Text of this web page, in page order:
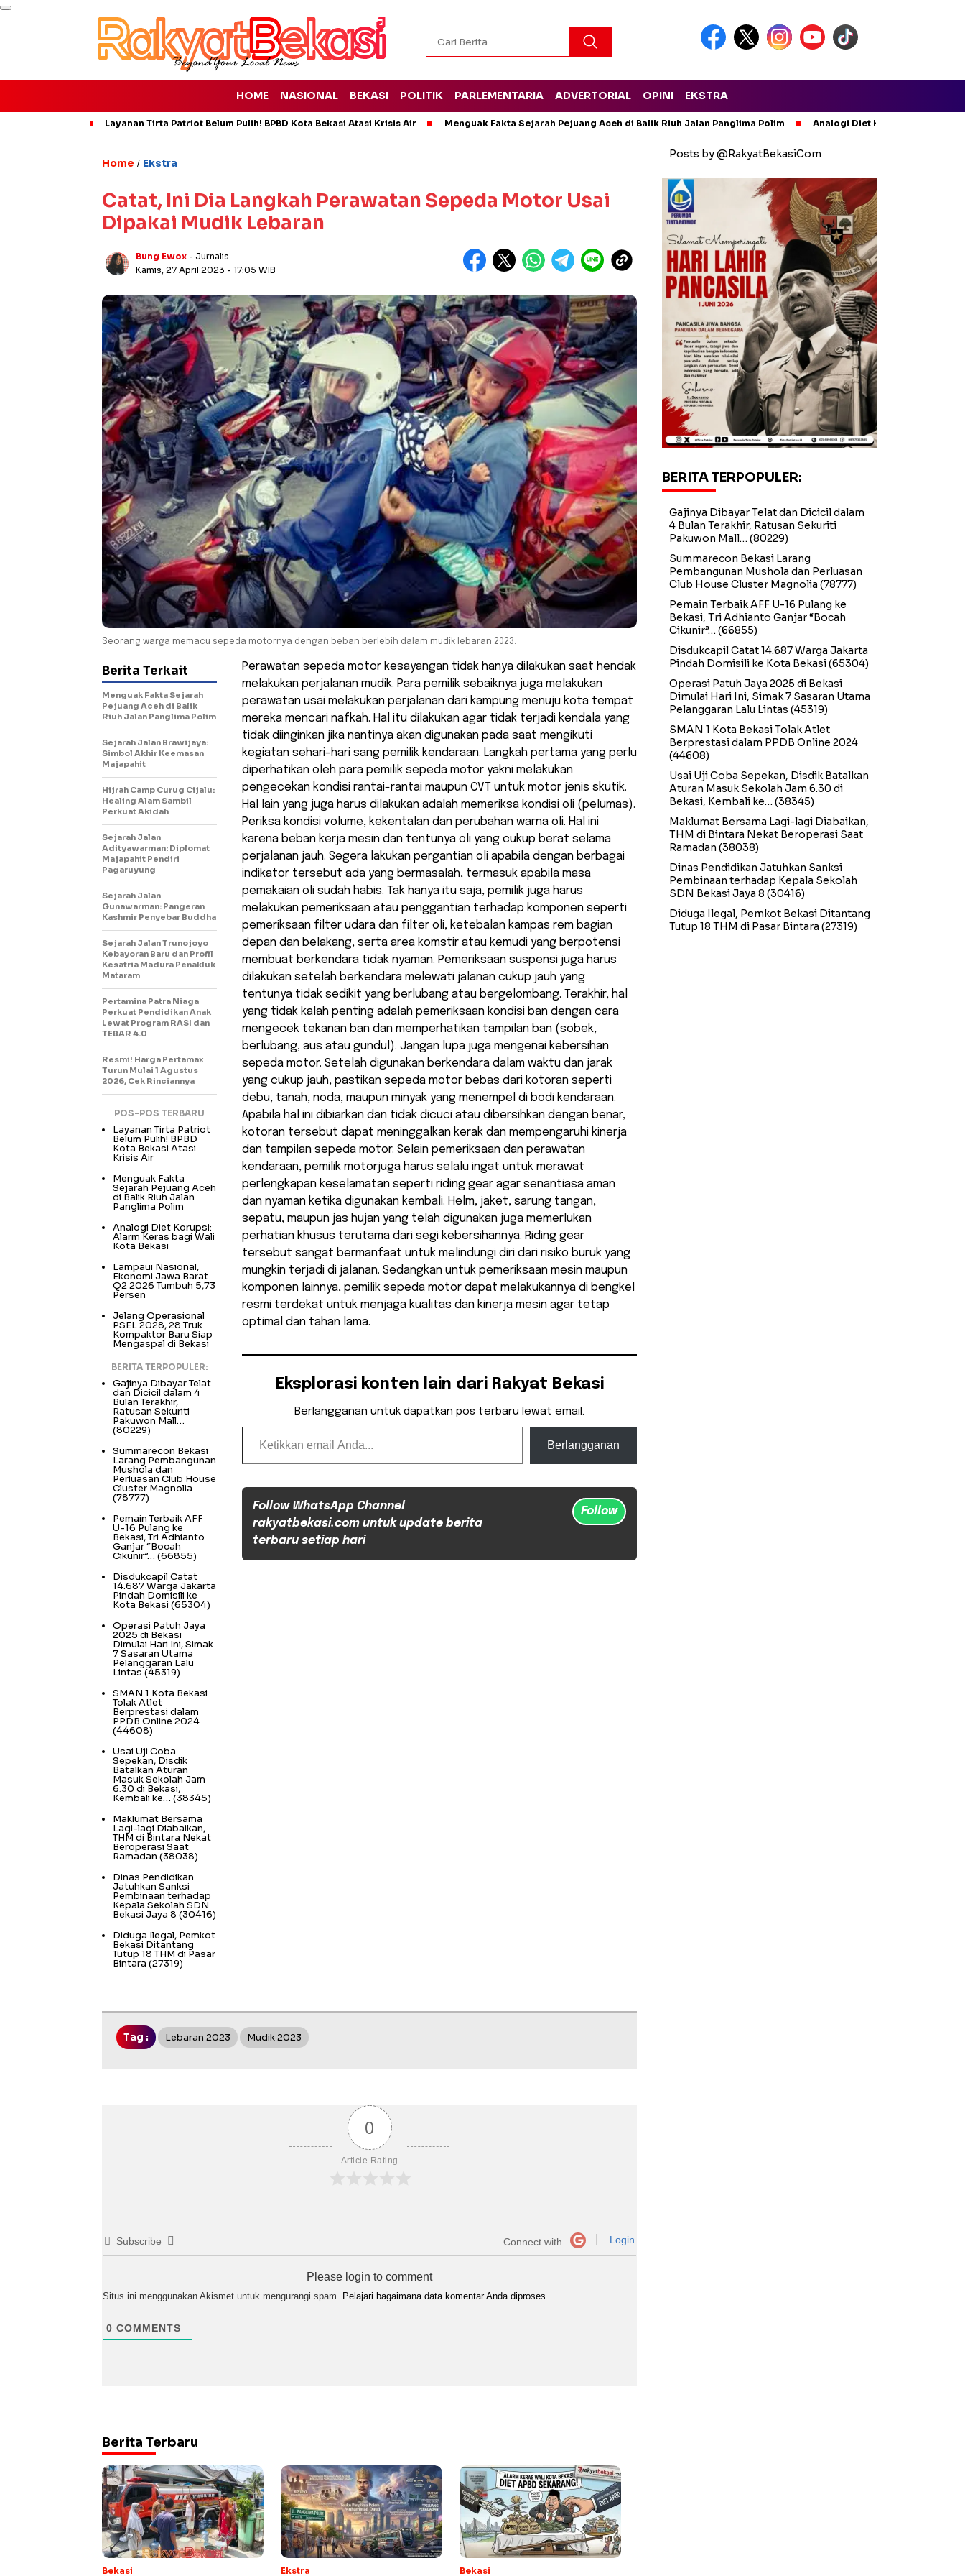
HOME NASIONAL BEKASI POLITIK PARLEMENTARIA ADVERTORIAL OPINI EKSTRA
Layanan Tirta Patriot Belum Pulih! BPBD Kota Bekasi Atasi Krisis Air Menguak Fakta Sejarah Pejuang Aceh di Balik Riuh Jalan Panglima Polim Analogi Diet Korupsi: Alarm
Home / Ekstra
Catat, Ini Dia Langkah Perawatan Sepeda Motor Usai
Dipakai Mudik Lebaran
Bung Ewox - Jurnalis
Kamis, 27 April 2023 - 17:05 WIB
Seorang warga memacu sepeda motornya dengan beban berlebih dalam mudik lebaran 2023.
Perawatan sepeda motor kesayangan tidak hanya dilakukan saat hendak
melakukan perjalanan mudik. Para pemilik sebaiknya juga melakukan
perawatan usai melakukan perjalanan dari kampung menuju kota tempat
mereka mencari nafkah. Hal itu dilakukan agar tidak terjadi kendala yang
tidak diinginkan jika nantinya akan digunakan pada saat mengikuti
kegiatan sehari-hari sang pemilik kendaraan. Langkah pertama yang perlu
diperhatikan oleh para pemilik sepeda motor yakni melakukan
pengecekan kondisi rantai-rantai maupun CVT untuk motor jenis skutik.
Hal lain yang juga harus dilakukan adalah memeriksa kondisi oli (pelumas).
Periksa kondisi volume, kekentalan dan perubahan warna oli. Hal ini
karena beban kerja mesin dan tentunya oli yang cukup berat selama
perjalanan jauh. Segera lakukan pergantian oli apabila dengan berbagai
indikator tersebut ada yang bermasalah, termasuk apabila masa
pemakaian oli sudah habis. Tak hanya itu saja, pemilik juga harus
melakukan pemeriksaan atau penggantian terhadap komponen seperti
pemeriksaan filter udara dan filter oli, ketebalan kampas rem bagian
depan dan belakang, serta area komstir atau kemudi yang berpotensi
membuat berkendara tidak nyaman. Pemeriksaan suspensi juga harus
dilakukan setelah berkendara melewati jalanan cukup jauh yang
tentunya tidak sedikit yang berlubang atau bergelombang. Terakhir, hal
yang tidak kalah penting adalah pemeriksaan kondisi ban dengan cara
mengecek tekanan ban dan memperhatikan tampilan ban (sobek,
berlubang, aus atau gundul). Jangan lupa juga mengenai kebersihan
sepeda motor. Setelah digunakan berkendara dalam waktu dan jarak
yang cukup jauh, pastikan sepeda motor bebas dari kotoran seperti
debu, tanah, noda, maupun minyak yang menempel di bodi kendaraan.
Apabila hal ini dibiarkan dan tidak dicuci atau dibersihkan dengan benar,
kotoran tersebut dapat meninggalkan kerak dan mempengaruhi kinerja
dan tampilan sepeda motor. Selain pemeriksaan dan perawatan
kendaraan, pemilik motorjuga harus selalu ingat untuk merawat
perlengkapan keselamatan seperti riding gear agar senantiasa aman
dan nyaman ketika digunakan kembali. Helm, jaket, sarung tangan,
sepatu, maupun jas hujan yang telah digunakan juga memerlukan
perhatian khusus terutama dari segi kebersihannya. Riding gear
tersebut sangat bermanfaat untuk melindungi diri dari risiko buruk yang
mungkin terjadi di jalanan. Sedangkan untuk pemeriksaan mesin maupun
komponen lainnya, pemilik sepeda motor dapat melakukannya di bengkel
resmi terdekat untuk menjaga kualitas dan kinerja mesin agar tetap
optimal dan tahan lama.
Eksplorasi konten lain dari Rakyat Bekasi
Berlangganan untuk dapatkan pos terbaru lewat email.
Ketikkan email Anda...
Berlangganan
Follow WhatsApp Channel
rakyatbekasi.com untuk update berita
terbaru setiap hari
Follow
Berita Terkait
Menguak Fakta Sejarah
Pejuang Aceh di Balik
Riuh Jalan Panglima Polim
Sejarah Jalan Brawijaya:
Simbol Akhir Keemasan
Majapahit
Hijrah Camp Curug Cijalu:
Healing Alam Sambil
Perkuat Akidah
Sejarah Jalan
Adityawarman: Diplomat
Majapahit Pendiri
Pagaruyung
Sejarah Jalan
Gunawarman: Pangeran
Kashmir Penyebar Buddha
Sejarah Jalan Trunojoyo
Kebayoran Baru dan Profil
Kesatria Madura Penakluk
Mataram
Pertamina Patra Niaga
Perkuat Pendidikan Anak
Lewat Program RASI dan
TEBAR 4.0
Resmi! Harga Pertamax
Turun Mulai 1 Agustus
2026, Cek Rinciannya
POS-POS TERBARU
Layanan Tirta Patriot
Belum Pulih! BPBD
Kota Bekasi Atasi
Krisis Air
Menguak Fakta
Sejarah Pejuang Aceh
di Balik Riuh Jalan
Panglima Polim
Analogi Diet Korupsi:
Alarm Keras bagi Wali
Kota Bekasi
Lampaui Nasional,
Ekonomi Jawa Barat
Q2 2026 Tumbuh 5,73
Persen
Jelang Operasional
PSEL 2028, 28 Truk
Kompaktor Baru Siap
Mengaspal di Bekasi
BERITA TERPOPULER:
Gajinya Dibayar Telat
dan Dicicil dalam 4
Bulan Terakhir,
Ratusan Sekuriti
Pakuwon Mall…
(80229)
Summarecon Bekasi
Larang Pembangunan
Mushola dan
Perluasan Club House
Cluster Magnolia
(78777)
Pemain Terbaik AFF
U-16 Pulang ke
Bekasi, Tri Adhianto
Ganjar “Bocah
Cikunir”… (66855)
Disdukcapil Catat
14.687 Warga Jakarta
Pindah Domisili ke
Kota Bekasi (65304)
Operasi Patuh Jaya
2025 di Bekasi
Dimulai Hari Ini, Simak
7 Sasaran Utama
Pelanggaran Lalu
Lintas(45319)
SMAN 1 Kota Bekasi
Tolak Atlet
Berprestasi dalam
PPDB Online 2024
(44608)
Usai Uji Coba
Sepekan, Disdik
Batalkan Aturan
Masuk Sekolah Jam
6.30 di Bekasi,
Kembali ke… (38345)
Maklumat Bersama
Lagi-lagi Diabaikan,
THM di Bintara Nekat
Beroperasi Saat
Ramadan (38038)
Dinas Pendidikan
Jatuhkan Sanksi
Pembinaan terhadap
Kepala Sekolah SDN
Bekasi Jaya 8 (30416)
Diduga Ilegal, Pemkot
Bekasi Ditantang
Tutup 18 THM di Pasar
Bintara (27319)
Tag : Lebaran 2023 Mudik 2023
0
Article Rating
Subscribe Connect with Login
Please login to comment
Situs ini menggunakan Akismet untuk mengurangi spam. Pelajari bagaimana data komentar Anda diproses
0 COMMENTS
Berita Terbaru
Bekasi Ekstra Bekasi
Posts by @RakyatBekasiCom
BERITA TERPOPULER:
Gajinya Dibayar Telat dan Dicicil dalam
4 Bulan Terakhir, Ratusan Sekuriti
Pakuwon Mall… (80229)
Summarecon Bekasi Larang
Pembangunan Mushola dan Perluasan
Club House Cluster Magnolia (78777)
Pemain Terbaik AFF U-16 Pulang ke
Bekasi, Tri Adhianto Ganjar “Bocah
Cikunir”… (66855)
Disdukcapil Catat 14.687 Warga Jakarta
Pindah Domisili ke Kota Bekasi(65304)
Operasi Patuh Jaya 2025 di Bekasi
Dimulai Hari Ini, Simak 7 Sasaran Utama
Pelanggaran Lalu Lintas (45319)
SMAN 1 Kota Bekasi Tolak Atlet
Berprestasi dalam PPDB Online 2024
(44608)
Usai Uji Coba Sepekan, Disdik Batalkan
Aturan Masuk Sekolah Jam 6.30 di
Bekasi, Kembali ke… (38345)
Maklumat Bersama Lagi-lagi Diabaikan,
THM di Bintara Nekat Beroperasi Saat
Ramadan (38038)
Dinas Pendidikan Jatuhkan Sanksi
Pembinaan terhadap Kepala Sekolah
SDN Bekasi Jaya 8 (30416)
Diduga Ilegal, Pemkot Bekasi Ditantang
Tutup 18 THM di Pasar Bintara (27319)